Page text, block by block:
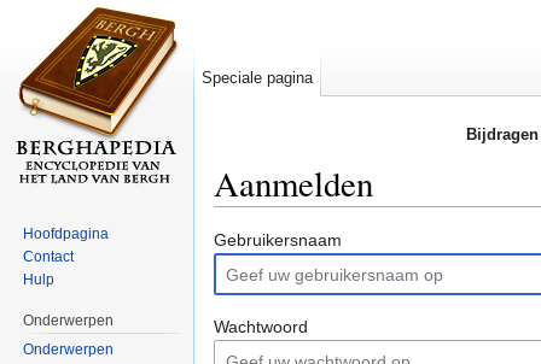
Aanmelden
Gebruikersnaam
Wachtwoord
Speciale pagina
Hoofdpagina
Contact
Hulp
Onderwerpen
Onderwerpen